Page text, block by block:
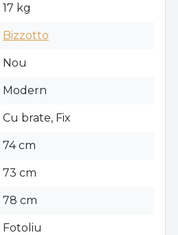
17 kg
Bizzotto
Nou
Modern
Cu brate, Fix
74 cm
73 cm
78 cm
Fotoliu